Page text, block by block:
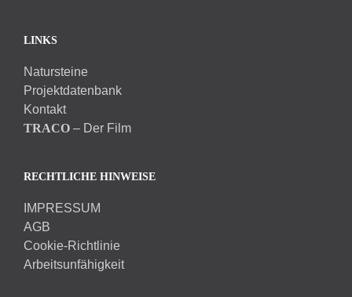
LINKS
Natursteine
Projektdatenbank
Kontakt
TRACO – Der Film
RECHTLICHE HINWEISE
IMPRESSUM
AGB
Cookie-Richtlinie
Arbeitsunfähigkeit